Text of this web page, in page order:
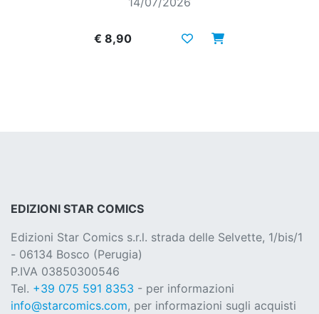
€ 8,90
EDIZIONI STAR COMICS
Edizioni Star Comics s.r.l. strada delle Selvette, 1/bis/1
- 06134 Bosco (Perugia)
P.IVA 03850300546
Tel. +39 075 591 8353 - per informazioni
info@starcomics.com, per informazioni sugli acquisti